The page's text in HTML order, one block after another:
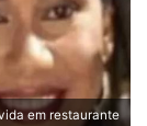
em restaurante